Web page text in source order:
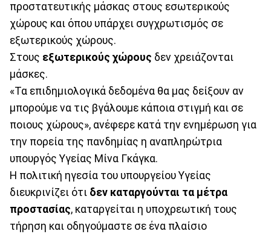
προστατευτικής μάσκας στους εσωτερικούς
χώρους και όπου υπάρχει συγχρωτισμός σε
εξωτερικούς χώρους.
Στους εξωτερικούς χώρους δεν χρειάζονται
μάσκες.
«Τα επιδημιολογικά δεδομένα θα μας δείξουν αν
μπορούμε να τις βγάλουμε κάποια στιγμή και σε
ποιους χώρους», ανέφερε κατά την ενημέρωση για
την πορεία της πανδημίας η αναπληρώτρια
υπουργός Υγείας Μίνα Γκάγκα.
Η πολιτική ηγεσία του υπουργείου Υγείας
διευκρινίζει ότι δεν καταργούνται τα μέτρα
προστασίας, καταργείται η υποχρεωτική τους
τήρηση και οδηγούμαστε σε ένα πλαίσιο